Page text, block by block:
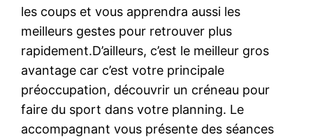
les coups et vous apprendra aussi les
meilleurs gestes pour retrouver plus
rapidement.D’ailleurs, c’est le meilleur gros
avantage car c’est votre principale
préoccupation, découvrir un créneau pour
faire du sport dans votre planning. Le
accompagnant vous présente des séances